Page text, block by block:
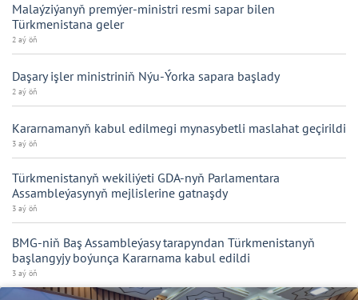
Malaýziýanyň premýer-ministri resmi sapar bilen
Türkmenistana geler
2 aý öň
Daşary işler ministriniň Nýu-Ýorka sapara başlady
2 aý öň
Kararnamanyň kabul edilmegi mynasybetli maslahat geçirildi
3 aý öň
Türkmenistanyň wekiliýeti GDA-nyň Parlamentara
Assambleýasynyň mejlislerine gatnaşdy
3 aý öň
BMG-niň Baş Assambleýasy tarapyndan Türkmenistanyň
başlangyjy boýunça Kararnama kabul edildi
3 aý öň